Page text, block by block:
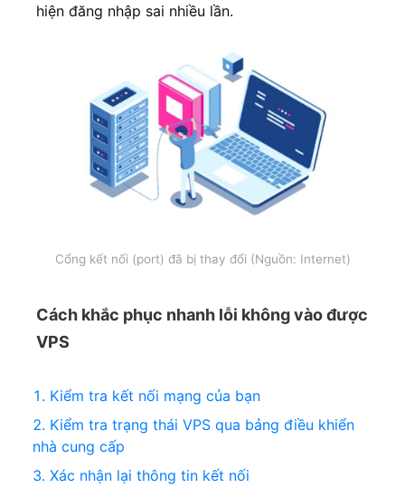
hiện đăng nhập sai nhiều lần.
Cổng kết nối (port) đã bị thay đổi (Nguồn: Internet)
Cách khắc phục nhanh lỗi không vào được
VPS
Kiểm tra kết nối mạng của bạn
Kiểm tra trạng thái VPS qua bảng điều khiển
nhà cung cấp
Xác nhận lại thông tin kết nối